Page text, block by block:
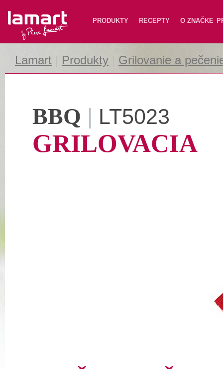
Lamart PRODUKTY RECEPTY O ZNAČKE
Lamart Produkty Grilovanie a
BBQ | LT5023
GRILOVACIA